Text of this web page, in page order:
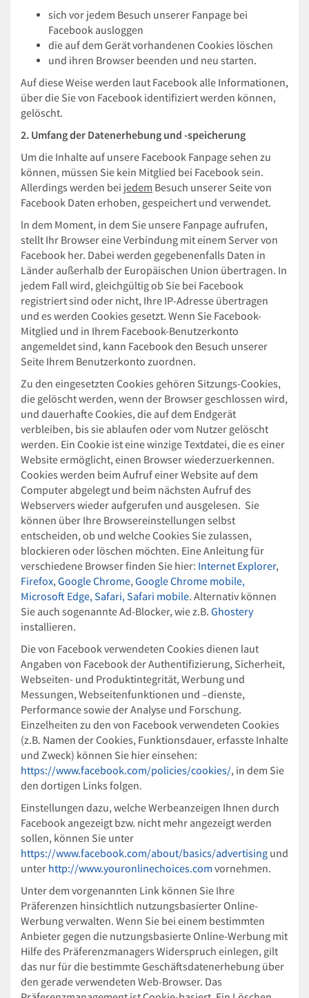
sich vor jedem Besuch unserer Fanpage bei
Facebook ausloggen
die auf dem Gerät vorhandenen Cookies löschen
und ihren Browser beenden und neu starten.
Auf diese Weise werden laut Facebook alle Informationen,
über die Sie von Facebook identifiziert werden können,
gelöscht.
2. Umfang der Datenerhebung und -speicherung
Um die Inhalte auf unsere Facebook Fanpage sehen zu
können, müssen Sie kein Mitglied bei Facebook sein.
Allerdings werden bei jedem Besuch unserer Seite von
Facebook Daten erhoben, gespeichert und verwendet.
ln dem Moment, in dem Sie unsere Fanpage aufrufen,
stellt Ihr Browser eine Verbindung mit einem Server von
Facebook her. Dabei werden gegebenenfalls Daten in
Länder außerhalb der Europäischen Union übertragen. In
jedem Fall wird, gleichgültig ob Sie bei Facebook
registriert sind oder nicht, Ihre IP-Adresse übertragen
und es werden Cookies gesetzt. Wenn Sie Facebook-
Mitglied und in Ihrem Facebook-Benutzerkonto
angemeldet sind, kann Facebook den Besuch unserer
Seite Ihrem Benutzerkonto zuordnen.
Zu den eingesetzten Cookies gehören Sitzungs-Cookies,
die gelöscht werden, wenn der Browser geschlossen wird,
und dauerhafte Cookies, die auf dem Endgerät
verbleiben, bis sie ablaufen oder vom Nutzer gelöscht
werden. Ein Cookie ist eine winzige Textdatei, die es einer
Website ermöglicht, einen Browser wiederzuerkennen.
Cookies werden beim Aufruf einer Website auf dem
Computer abgelegt und beim nächsten Aufruf des
Webservers wieder aufgerufen und ausgelesen. Sie
können über Ihre Browsereinstellungen selbst
entscheiden, ob und welche Cookies Sie zulassen,
blockieren oder löschen möchten. Eine Anleitung für
verschiedene Browser finden Sie hier: Internet Explorer,
Firefox,Google Chrome,Google Chrome mobile,
Microsoft Edge, Safari, Safari mobile. Alternativ können
Sie auch sogenannte Ad-Blocker, wie z.B. Ghostery
installieren.
Die von Facebook verwendeten Cookies dienen laut
Angaben von Facebook der Authentifizierung, Sicherheit,
Webseiten- und Produktintegrität, Werbung und
Messungen, Webseitenfunktionen und –dienste,
Performance sowie der Analyse und Forschung.
Einzelheiten zu den von Facebook verwendeten Cookies
(z.B. Namen der Cookies, Funktionsdauer, erfasste Inhalte
und Zweck) können Sie hier einsehen:
https://www.facebook.com/policies/cookies/, in dem Sie
den dortigen Links folgen.
Einstellungen dazu, welche Werbeanzeigen Ihnen durch
Facebook angezeigt bzw. nicht mehr angezeigt werden
sollen, können Sie unter
https://www.facebook.com/about/basics/advertising und
unter http://www.youronlinechoices.com vornehmen.
Unter dem vorgenannten Link können Sie Ihre
Präferenzen hinsichtlich nutzungsbasierter Online-
Werbung verwalten. Wenn Sie bei einem bestimmten
Anbieter gegen die nutzungsbasierte Online-Werbung mit
Hilfe des Präferenzmanagers Widerspruch einlegen, gilt
das nur für die bestimmte Geschäftsdatenerhebung über
den gerade verwendeten Web-Browser. Das